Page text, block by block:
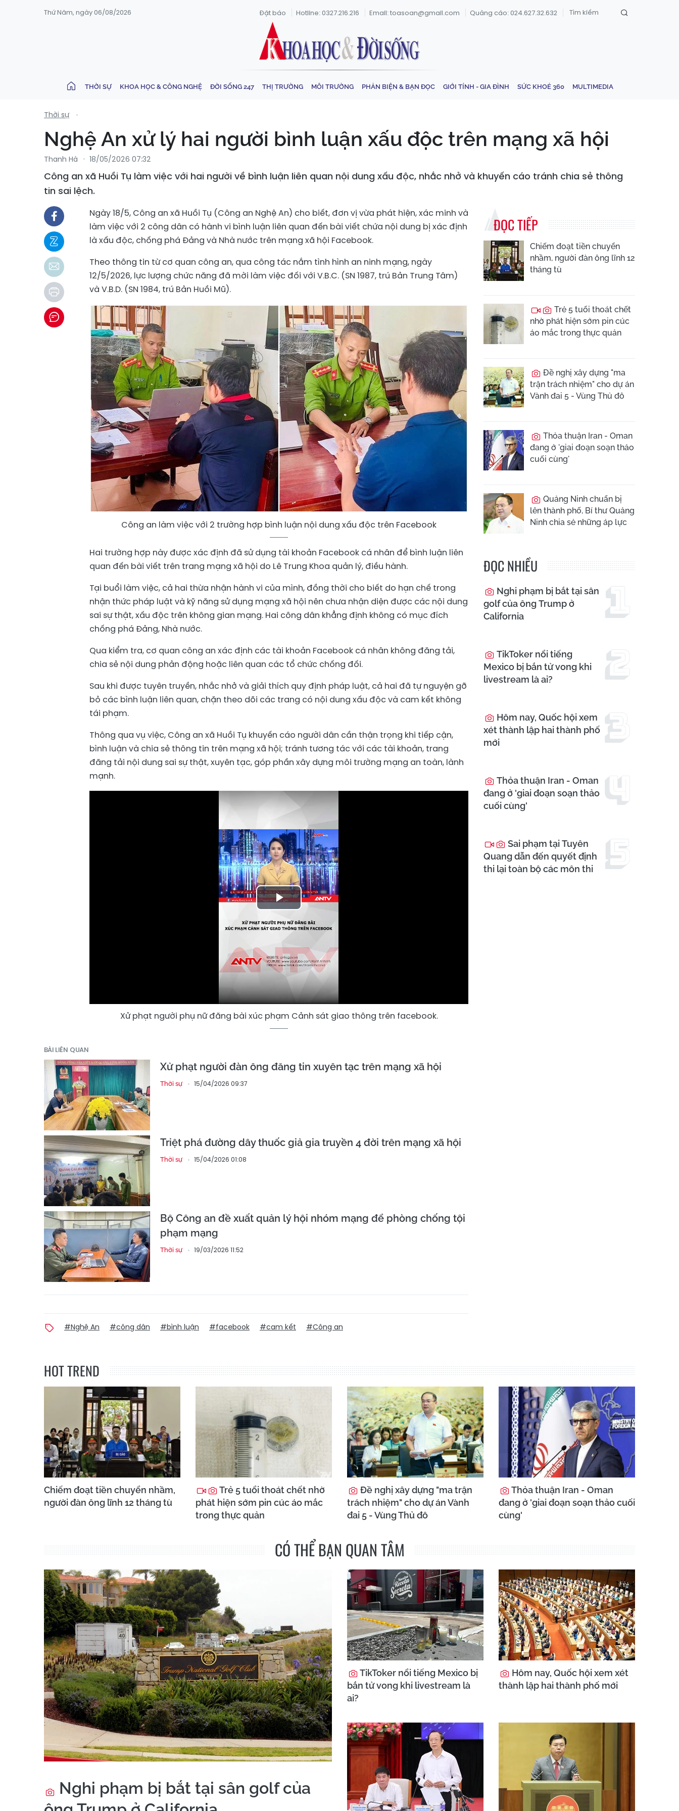
Thứ Năm, ngày 06/08/2026 Đặt báo Hotline: 0327.216.216 Email: toasoan@gmail.com Quảng cáo: 024.627.32.632
THỜI SỰ KHOA HỌC & CÔNG NGHỆ ĐỜI SỐNG 247 THỊ TRƯỜNG MÔI TRƯỜNG PHẢN BIỆN & BẠN ĐỌC GIỚI TÍNH - GIA ĐÌNH SỨC KHOẺ 360 MULTIMEDIA
Thời sự
Nghệ An xử lý hai người bình luận xấu độc trên mạng xã hội
Thanh Hà 18/05/2026 07:32
Công an xã Huồi Tụ làm việc với hai người về bình luận liên quan nội dung xấu độc, nhắc nhở và khuyến cáo tránh chia sẻ thông
tin sai lệch.
Ngày 18/5, Công an xã Huồi Tụ (Công an Nghệ An) cho biết, đơn vị vừa phát hiện, xác minh và
làm việc với 2 công dân có hành vi bình luận liên quan đến bài viết chứa nội dung bị xác định
là xấu độc, chống phá Đảng và Nhà nước trên mạng xã hội Facebook.
Theo thông tin từ cơ quan công an, qua công tác nắm tình hình an ninh mạng, ngày
12/5/2026, lực lượng chức năng đã mời làm việc đối với V.B.C. (SN 1987, trú Bản Trung Tâm)
và V.B.D. (SN 1984, trú Bản Huồi Mũ).
Công an làm việc với 2 trường hợp bình luận nội dung xấu độc trên Facebook
Hai trường hợp này được xác định đã sử dụng tài khoản Facebook cá nhân để bình luận liên
quan đến bài viết trên trang mạng xã hội do Lê Trung Khoa quản lý, điều hành.
Tại buổi làm việc, cả hai thừa nhận hành vi của mình, đồng thời cho biết do hạn chế trong
nhận thức pháp luật và kỹ năng sử dụng mạng xã hội nên chưa nhận diện được các nội dung
sai sự thật, xấu độc trên không gian mạng. Hai công dân khẳng định không có mục đích
chống phá Đảng, Nhà nước.
Qua kiểm tra, cơ quan công an xác định các tài khoản Facebook cá nhân không đăng tải,
chia sẻ nội dung phản động hoặc liên quan các tổ chức chống đối.
Sau khi được tuyên truyền, nhắc nhở và giải thích quy định pháp luật, cả hai đã tự nguyện gỡ
bỏ các bình luận liên quan, chặn theo dõi các trang có nội dung xấu độc và cam kết không
tái phạm.
Thông qua vụ việc, Công an xã Huồi Tụ khuyến cáo người dân cần thận trọng khi tiếp cận,
bình luận và chia sẻ thông tin trên mạng xã hội; tránh tương tác với các tài khoản, trang
đăng tải nội dung sai sự thật, xuyên tạc, góp phần xây dựng môi trường mạng an toàn, lành
mạnh.
Play
Video
Xử phạt người phụ nữ đăng bài xúc phạm Cảnh sát giao thông trên facebook.
BÀI LIÊN QUAN
Xử phạt người đàn ông đăng tin xuyên tạc trên mạng xã hội
Thời sự 15/04/2026 09:37
Triệt phá đường dây thuốc giả gia truyền 4 đời trên mạng xã hội
Thời sự 15/04/2026 01:08
Bộ Công an đề xuất quản lý hội nhóm mạng để phòng chống tội
phạm mạng
Thời sự 19/03/2026 11:52
#Nghệ An #công dân #bình luận #facebook #cam kết #Công an
ĐỌC TIẾP
Chiếm đoạt tiền chuyển
nhầm, người đàn ông lĩnh 12
tháng tù
Trẻ 5 tuổi thoát chết
nhờ phát hiện sớm pin cúc
áo mắc trong thực quản
Đề nghị xây dựng "ma
trận trách nhiệm" cho dự án
Vành đai 5 - Vùng Thủ đô
Thỏa thuận Iran - Oman
đang ở 'giai đoạn soạn thảo
cuối cùng'
Quảng Ninh chuẩn bị
lên thành phố, Bí thư Quảng
Ninh chia sẻ những áp lực
ĐỌC NHIỀU
Nghi phạm bị bắt tại sân
golf của ông Trump ở
California
TikToker nổi tiếng
Mexico bị bắn tử vong khi
livestream là ai?
Hôm nay, Quốc hội xem
xét thành lập hai thành phố
mới
Thỏa thuận Iran - Oman
đang ở 'giai đoạn soạn thảo
cuối cùng'
Sai phạm tại Tuyên
Quang dẫn đến quyết định
thi lại toàn bộ các môn thi
HOT TREND
Chiếm đoạt tiền chuyển nhầm,
người đàn ông lĩnh 12 tháng tù
Trẻ 5 tuổi thoát chết nhờ
phát hiện sớm pin cúc áo mắc
trong thực quản
Đề nghị xây dựng "ma trận
trách nhiệm" cho dự án Vành
đai 5 - Vùng Thủ đô
Thỏa thuận Iran - Oman
đang ở 'giai đoạn soạn thảo cuối
cùng'
CÓ THỂ BẠN QUAN TÂM
Nghi phạm bị bắt tại sân golf của
TikToker nổi tiếng Mexico bị
bắn tử vong khi livestream là
ai?
Hôm nay, Quốc hội xem xét
thành lập hai thành phố mới